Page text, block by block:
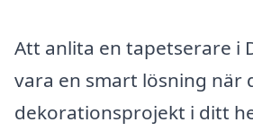
Att anlita en tapetserare i
vara en smart lösning när
dekorationsprojekt i ditt